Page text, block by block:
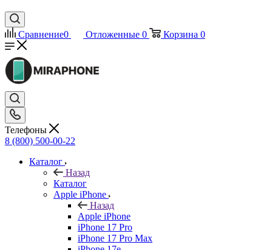
Сравнение0 Отложенные 0 Корзина 0
Телефоны
8 (800) 500-00-22
Каталог
Назад
Каталог
Apple iPhone
Назад
Apple iPhone
iPhone 17 Pro
iPhone 17 Pro Max